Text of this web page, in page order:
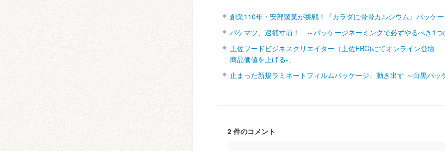
創業110年・安部製菓が挑戦！『カラダに骨骨カルシウム』パッケ
パケマツ、逮捕寸前！ ～パッケージネーミングで必ずやるべき1つ
土佐フードビジネスクリエイター（土佐FBC)にてオンライン登壇
商品価値を上げる‐」
止まった新規ラミネートフィルムパッケージ、動き出す ～白黒パッ
2 件のコメント